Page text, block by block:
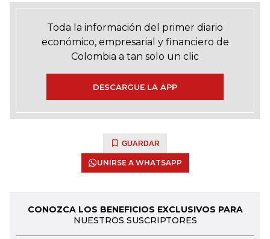
Toda la información del primer diario
económico, empresarial y financiero de
Colombia a tan solo un clic
DESCARGUE LA APP
GUARDAR
UNIRSE A WHATSAPP
CONOZCA LOS BENEFICIOS EXCLUSIVOS PARA
NUESTROS SUSCRIPTORES